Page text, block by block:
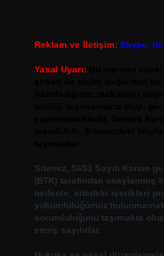
Reklam ve İletişim: Skype:
Yasal Uyarı:
Sitemiz, 5651 Sayılı Kanun
(BTK) tarafından onaylanmış
nedenle, sitedeki içerikleri
yükümlülüğümüz
sorumluluğunu taşımakta
etmiş sayılırlar.